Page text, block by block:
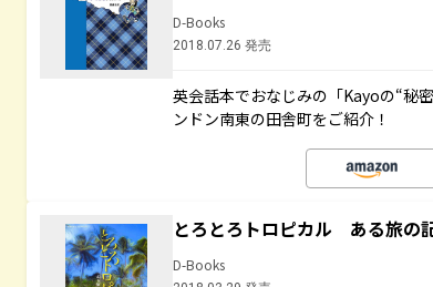
D-Books
2018.07.26 発売
英会話本でおなじみの「Kayoの“秘
ンドン南東の田舎町をご紹介！
とろとろトロピカル ある旅の
D-Books